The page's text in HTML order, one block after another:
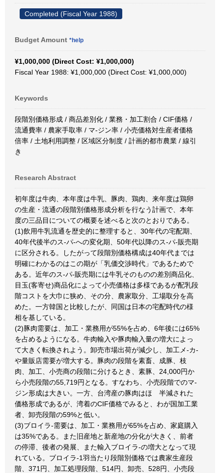
Completed (Fiscal Year 1988)
Budget Amount *help
¥1,000,000 (Direct Cost: ¥1,000,000)
Fiscal Year 1988: ¥1,000,000 (Direct Cost: ¥1,000,000)
Keywords
段階別価格形成 / 商品差別化 / 業務・加工割合 / CIF価格 /
流通費率 / 農家手取率 / マ-ジン率 / 小売価格対生産者価格
倍率 / 土地利用調整 / 区域区分制度 / 計画的都市農業 / 線引
き
Research Abstract
初年度は牛肉、本年度は牛乳、豚肉、鶏肉、来年度は鶏卵
の生産・流通の段階別価格形成分析を行なう計画で、本年
度の三品目についての概要を述べると次のとおりである。
(1)飲用牛乳流通を歴史的に整理すると、30年代の宅配期、
40年代後半のス-パ-への変化期、50年代以降のス-パ-販売期
に区分される。したがって段階別価格構成は40年代までは
明確にわかるのはこの期が「乳価交渉時代」であるためで
ある。近年のス-パ-販売期には牛乳そのものの差別商品化、
目玉(客寄せ)商品化によって小売価格は多様であるが配乳段
階コストを大巾に狭め、その分、農家取分、工場取分を高
めた。一方韓国と比較したが、同国は日本の宅配時代の様
相を基している。
(2)豚肉需要は、加工・業務用が55%を占め、6年後には65%
を占めるようになる。牛肉輸入や豚肉輸入量の増大によっ
て大きく転換されよう。卸売市場出荷が減少し、加工メ-カ-
や量販店需要が増大する。豚肉の段階を素畜、成豚、枝
肉、加工、小売商の段階に分けるとき、素豚、24,000円か
ら小売段階の55,719円となる。すなわち、小売段階でのマ-
ジン形成は大きい。一方、台湾産の豚肉はほゞ半減された
価格形成であるが、湾着のCIF価格でみると、わが国加工業
者、卸売段階の59%と低い。
(3)ブロイラ-需要は、加工・業務用が65%を占め、家庭購入
は35%である。また旧産地と新産地の分化が大きく、前者
の停滞、後者の発展、また輸入ブロイラ-の増大となって現
れている。ブロイラ-1羽当たり段階別価格では農家生産段
階、371円、加工処理段階、514円、卸売、528円、小売段